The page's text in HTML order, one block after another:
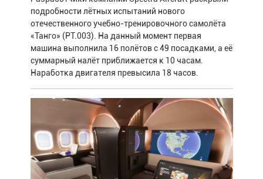
подробности лётных испытаний нового
отечественного учебно-тренировочного самолёта
«Танго» (РТ.003). На данный момент первая
машина выполнила 16 полётов с 49 посадками, а её
суммарный налёт приближается к 10 часам.
Наработка двигателя превысила 18 часов.